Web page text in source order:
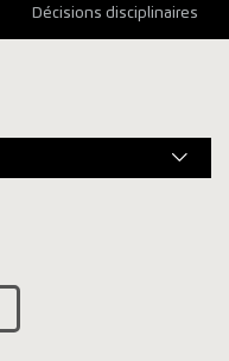
Décisions disciplinaires